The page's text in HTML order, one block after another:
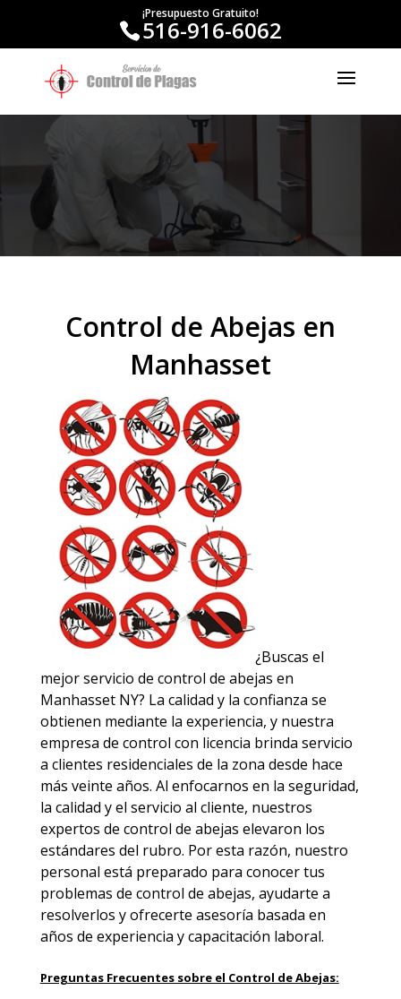
¡Presupuesto Gratuito!
516-916-6062
Control de Abejas en
Manhasset
¿Buscas el
mejor servicio de control de abejas en
Manhasset NY? La calidad y la confianza se
obtienen mediante la experiencia, y nuestra
empresa de control con licencia brinda servicio
a clientes residenciales de la zona desde hace
más veinte años. Al enfocarnos en la seguridad,
la calidad y el servicio al cliente, nuestros
expertos de control de abejas elevaron los
estándares del rubro. Por esta razón, nuestro
personal está preparado para conocer tus
problemas de control de abejas, ayudarte a
resolverlos y ofrecerte asesoría basada en
años de experiencia y capacitación laboral.
Preguntas Frecuentes sobre el Control de Abejas: